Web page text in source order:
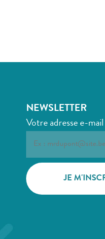
NEWSLETTER
Votre adresse e-mail